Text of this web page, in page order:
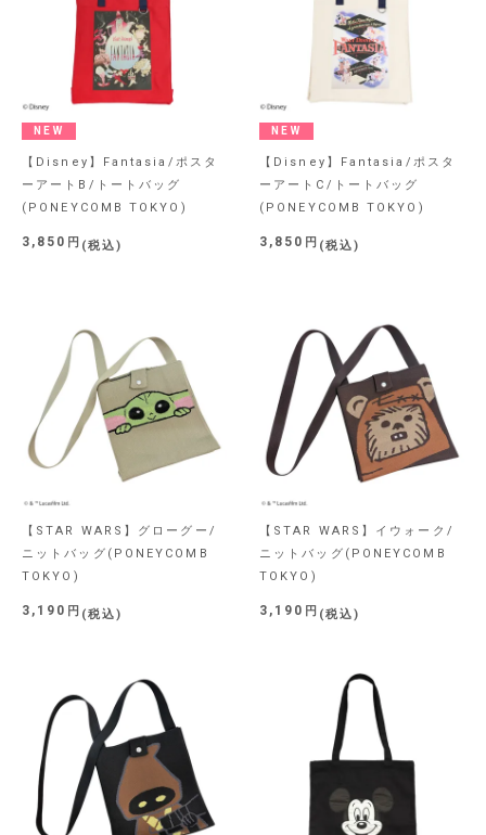
NEW
【Disney】Fantasia/ポスタ
ーアートB/トートバッグ
(PONEYCOMB TOKYO)
3,850 税込
NEW
【Disney】Fantasia/ポスタ
ーアートC/トートバッグ
(PONEYCOMB TOKYO)
3,850 税込
【STAR WARS】グローグー/
ニットバッグ(PONEYCOMB
TOKYO)
3,190 税込
【STAR WARS】イウォーク/
ニットバッグ(PONEYCOMB
TOKYO)
3,190 税込